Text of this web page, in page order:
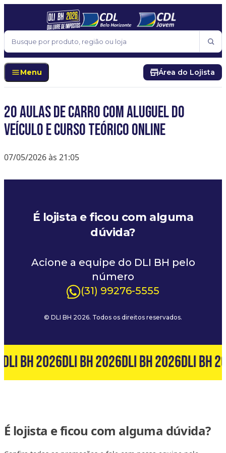
Pular para o conteúdo
Buscar
Menu Área do Lojista
20 aulas de carro com aluguel do
veículo e curso teórico Online
07/05/2026 às 21:05
É lojista e ficou com alguma
dúvida?
Acione a equipe do DLI BH pelo
número
(31) 99276-5555
© DLI BH 2026. Todos os direitos reservados.
DLI BH 2026DLI BH 2026DLI BH 2026DLI BH
É lojista e ficou com alguma dúvida?